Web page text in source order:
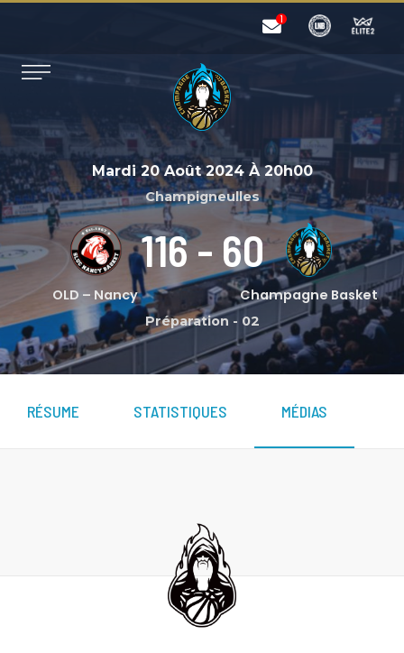
Mardi 20 Août 2024À 20h00
Champigneulles
Champagne Basket
60
-
116
OLD – Nancy
Préparation - 02
RÉSUME STATISTIQUES MÉDIAS